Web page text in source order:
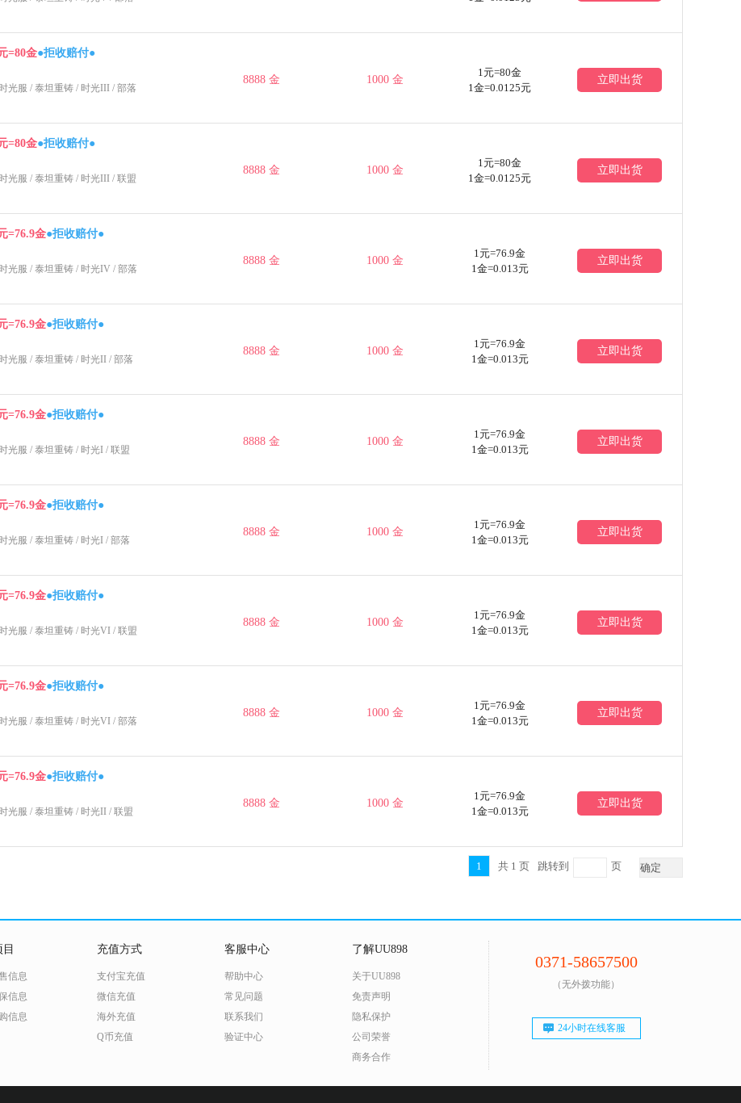
=80金●拒收赔付●
光服 / 泰坦重铸 / 时光III / 部落
8888 金 1000 金
1元=80金
1金=0.0125元
立即出货
=80金●拒收赔付●
光服 / 泰坦重铸 / 时光III / 联盟
8888 金 1000 金
1元=80金
1金=0.0125元
立即出货
=76.9金●拒收赔付●
光服 / 泰坦重铸 / 时光IV / 部落
8888 金 1000 金
1元=76.9金
1金=0.013元
立即出货
=76.9金●拒收赔付●
光服 / 泰坦重铸 / 时光II / 部落
8888 金 1000 金
1元=76.9金
1金=0.013元
立即出货
=76.9金●拒收赔付●
光服 / 泰坦重铸 / 时光I / 联盟
8888 金 1000 金
1元=76.9金
1金=0.013元
立即出货
=76.9金●拒收赔付●
光服 / 泰坦重铸 / 时光I / 部落
8888 金 1000 金
1元=76.9金
1金=0.013元
立即出货
=76.9金●拒收赔付●
光服 / 泰坦重铸 / 时光VI / 联盟
8888 金 1000 金
1元=76.9金
1金=0.013元
立即出货
=76.9金●拒收赔付●
光服 / 泰坦重铸 / 时光VI / 部落
8888 金 1000 金
1元=76.9金
1金=0.013元
立即出货
=76.9金●拒收赔付●
光服 / 泰坦重铸 / 时光II / 联盟
8888 金 1000 金
1元=76.9金
1金=0.013元
立即出货
1 共 1 页 确定
跳转到 页
信息
信息
信息
充值方式
支付宝充值
微信充值
海外充值
Q币充值
客服中心
帮助中心
常见问题
联系我们
验证中心
了解UU898
关于UU898
免责声明
隐私保护
公司荣誉
商务合作
0371-58657500
（无外拨功能）
24小时在线客服